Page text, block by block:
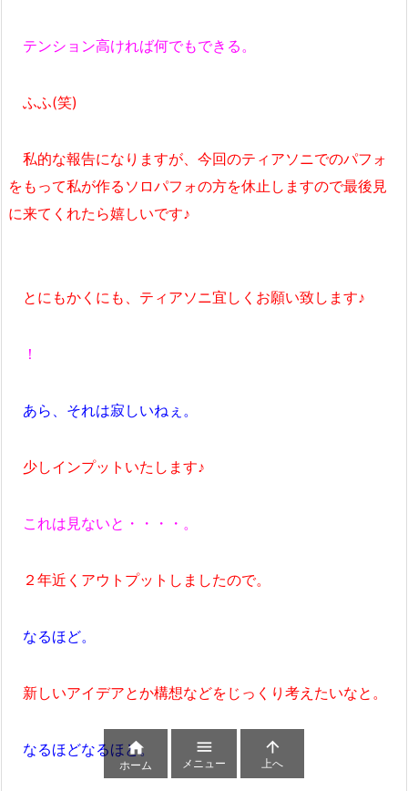
テンション高ければ何でもできる。
ふふ(笑)
私的な報告になりますが、今回のティアソニでのパフォ
をもって私が作るソロパフォの方を休止しますので最後見
に来てくれたら嬉しいです♪
とにもかくにも、ティアソニ宜しくお願い致します♪
！
あら、それは寂しいねぇ。
少しインプットいたします♪
これは見ないと・・・・。
２年近くアウトプットしましたので。
なるほど。
新しいアイデアとか構想などをじっくり考えたいなと。
なるほどなるほど。

ホーム

メニュー

上へ